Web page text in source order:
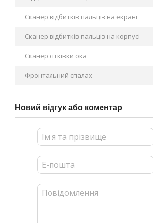
Сканер відбитків пальців на екрані
Сканер відбитків пальців на корпусі
Сканер сітківки ока
Фронтальний спалах
Новий відгук або коментар